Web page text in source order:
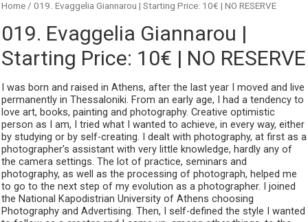
Home / 019. Evaggelia Giannarou | Starting Price: 10€ | NO RESERVE
019. Evaggelia Giannarou |
Starting Price: 10€ | NO RESERVE
I was born and raised in Athens, after the last year I moved and live
permanently in Thessaloniki. From an early age, I had a tendency to
love art, books, painting and photography. Creative optimistic
person as I am, I tried what I wanted to achieve, in every way, either
by studying or by self-creating. I dealt with photography, at first as a
photographer’s assistant with very little knowledge, hardly any of
the camera settings. The lot of practice, seminars and
photography, as well as the processing of photograph, helped me
to go to the next step of my evolution as a photographer. I joined
the National Kapodistrian University of Athens choosing
Photography and Advertising. Then, I self-defined the style I wanted